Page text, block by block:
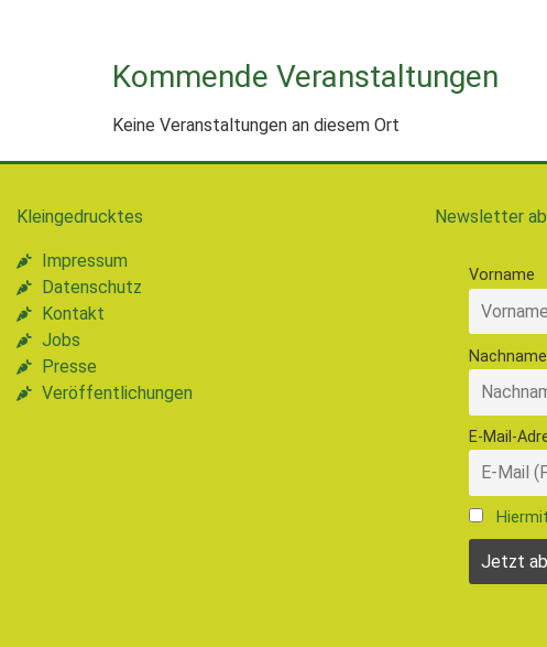
Kommende Veranstaltungen
Keine Veranstaltungen an diesem Ort
Kleingedrucktes
Impressum
Datenschutz
Kontakt
Jobs
Presse
Veröffentlichungen
Newsletter
Vorname
Nachname
E-Mail-